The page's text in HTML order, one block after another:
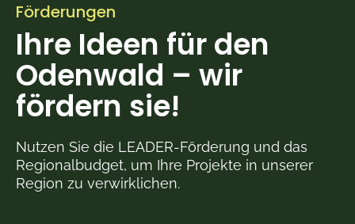
Förderungen
Ihre Ideen für den
Odenwald – wir
fördern sie!
Nutzen Sie die LEADER-Förderung und das
Regionalbudget, um Ihre Projekte in unserer
Region zu verwirklichen.